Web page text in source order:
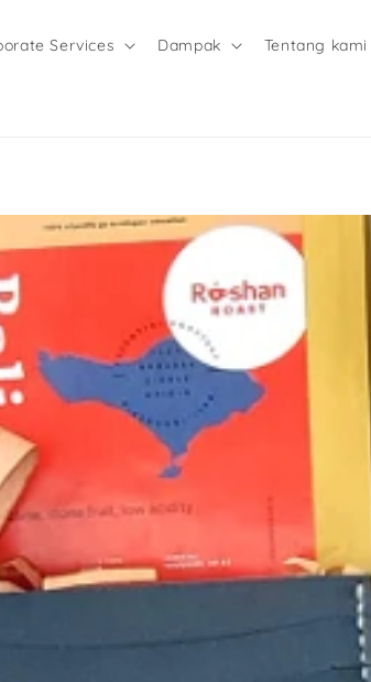
Services Dampak Tentang kami